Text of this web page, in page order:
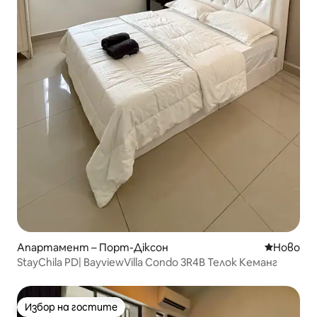
Апартамент – Порт-Діксон Ново
Ново
StayChila PD| BayviewVilla Condo 3R4B Телок Кеманг
Избор на гостите
Избор на гостите